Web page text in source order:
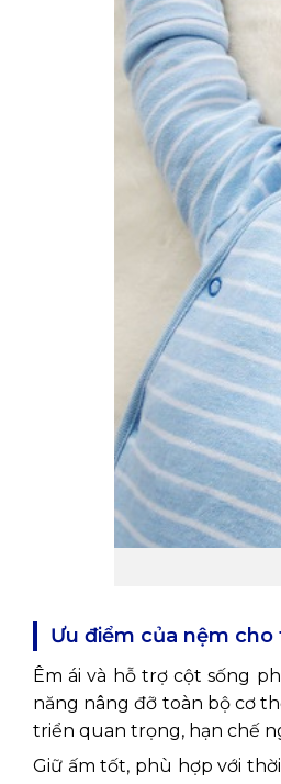
Ưu điểm của nệm cho
Êm ái và hỗ trợ cột sống
năng nâng đỡ toàn bộ cơ
triển quan trọng, hạn chế
Giữ ấm tốt, phù hợp với